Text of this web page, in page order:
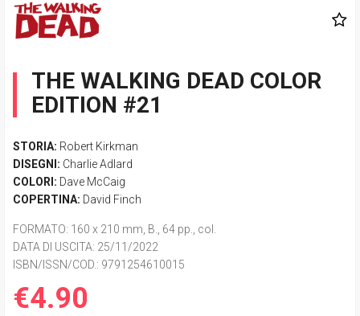
THE WALKING DEAD COLOR
EDITION #21
STORIA: Robert Kirkman
DISEGNI: Charlie Adlard
COLORI: Dave McCaig
COPERTINA: David Finch
FORMATO: 160 x 210 mm, B., 64 pp., col.
DATA DI USCITA: 25/11/2022
ISBN/ISSN/COD.: 9791254610015
€4.90